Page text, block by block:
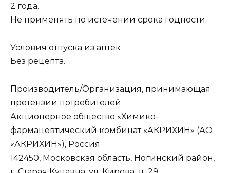
2 года.
Не применять по истечении срока годности.
Условия отпуска из аптек
Без рецепта.
Производитель/Организация, принимающая
претензии потребителей
Акционерное общество «Химико-
фармацевтический комбинат «АКРИХИН» (АО
«АКРИХИН»), Россия
142450, Московская область, Ногинский район,